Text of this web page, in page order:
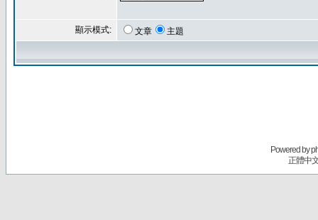
顯示模式: 文章 主題
Powered by
正體中